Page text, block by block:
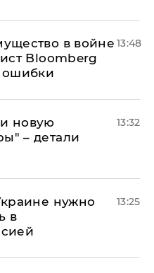
в войне
Bloomberg
ошибки
13:48
новую
– детали
13:32
нужно
в
13:25